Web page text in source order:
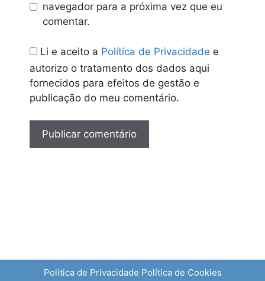
navegador para a próxima vez que eu
comentar.
Li e aceito a Política de Privacidade e
autorizo o tratamento dos dados aqui
fornecidos para efeitos de gestão e
publicação do meu comentário.
Política de Privacidade Política de Cookies